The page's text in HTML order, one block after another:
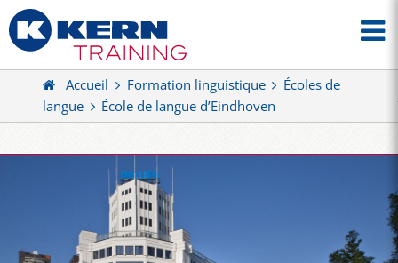
Accueil Formation linguistique
Écoles de
langue
École de langue d’Eindhoven